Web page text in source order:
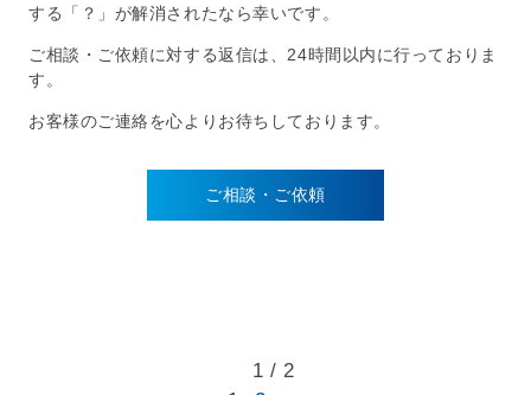
する「？」が解消されたなら幸いです。
ご相談・ご依頼に対する返信は、24時間以内に行っておりま
す。
お客様のご連絡を心よりお待ちしております。
ご相談・ご依頼
1 / 2